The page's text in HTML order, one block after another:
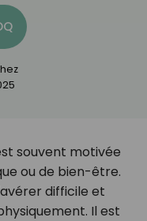
souvent motivée
ou de bien-être.
difficile et
Il est